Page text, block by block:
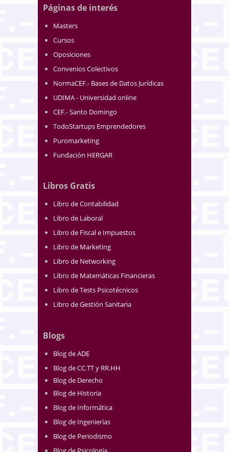
Páginas de interés
Masters
Cursos
Oposiciones
Convenios Colectivos
NormaCEF.- Bases de Datos Jurídicas
UDIMA - Universidad online
CEF.- Santo Domingo
TodoStartups Emprendedores
Puromarketing
Fundación HERGAR
Libros Gratis
Libro de Contabilidad
Libro de Laboral
Libro de Fiscal e Impuestos
Libro de Marketing
Libro de Networking
Libro de Matemáticas Financieras
Libro de Tests Psicotécnicos
Libro de Gestión Sanitaria
Blogs
Blog de ADE
Blog de CC.TT y RR.HH
Blog de Derecho
Blog de Historia
Blog de Informática
Blog de Ingenierías
Blog de Periodismo